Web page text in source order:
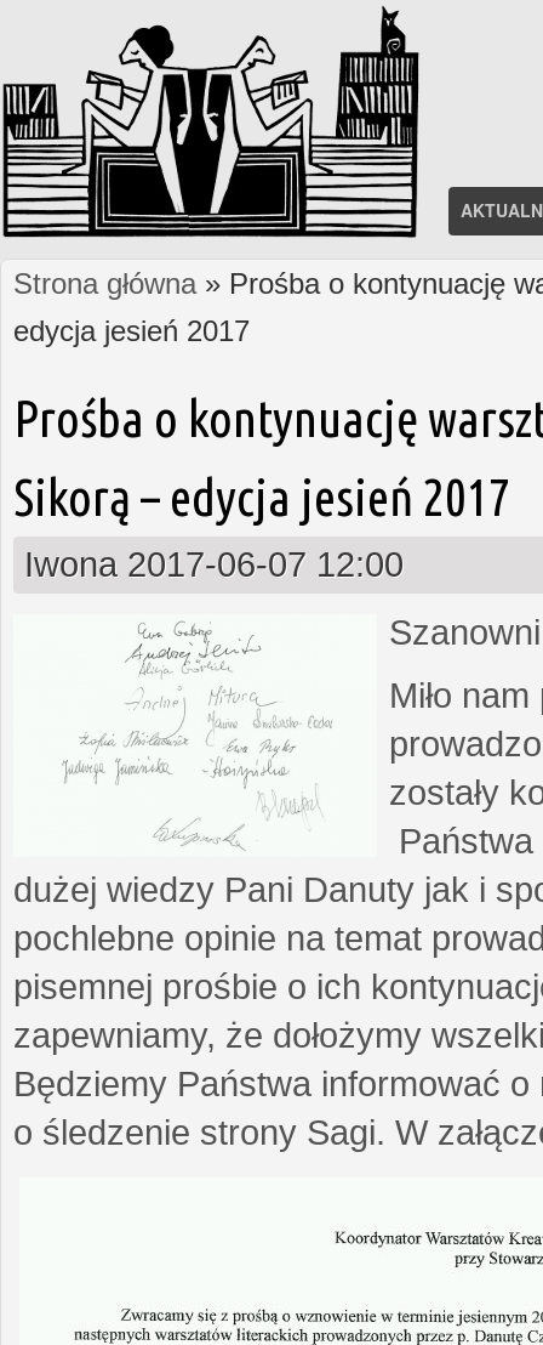
Jesteś tutaj
Strona główna» Prośba o kontynuację
edycja jesień 2017
Prośba o kontynuację
Sikorą – edycja jesień 2017
Iwona 2017-06-07 12:00
Miło
zostały
dużej wiedzy Pani Danuty jak i
pochlebne opinie na temat
pisemnej prośbie o ich
zapewniamy, że dołożymy
Będziemy Państwa informować
o śledzenie strony Sagi. W